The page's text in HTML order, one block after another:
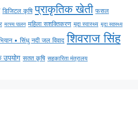
डिजिटल कृषि प्राकृतिक खेती फसल
मत्स्य पालन महिला सशक्तिकरण मृदा स्वास्थ्य मृदा स्वास्थ्य
• सिंधु नदी जल विवाद शिवराज सिंह
उपयोग सतत कृषि सहकारिता मंत्रालय